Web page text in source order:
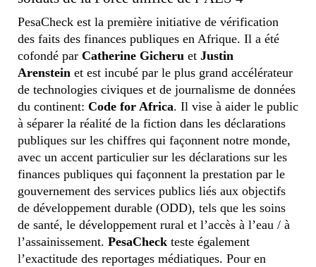
PesaCheck est la première initiative de vérification
des faits des finances publiques en Afrique. Il a été
cofondé par Catherine Gicheru et Justin
Arenstein et est incubé par le plus grand accélérateur
de technologies civiques et de journalisme de données
du continent: Code for Africa. Il vise à aider le public
à séparer la réalité de la fiction dans les déclarations
publiques sur les chiffres qui façonnent notre monde,
avec un accent particulier sur les déclarations sur les
finances publiques qui façonnent la prestation par le
gouvernement des services publics liés aux objectifs
de développement durable (ODD), tels que les soins
de santé, le développement rural et l’accès à l’eau / à
l’assainissement. PesaCheck teste également
l’exactitude des reportages médiatiques. Pour en